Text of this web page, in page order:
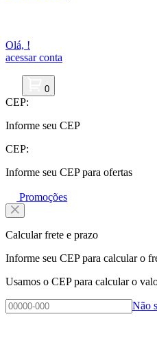
Olá, !
acessar conta
0
CEP:
Informe seu CEP
CEP:
Informe seu CEP para ofertas
Promoções
Calcular frete e prazo
Informe seu CEP para calcular o
Usamos o CEP para calcular o
Não